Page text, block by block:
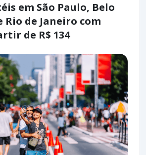
em São Paulo, Belo
Rio de Janeiro com
de R$ 134